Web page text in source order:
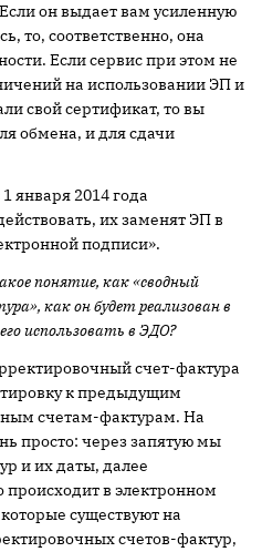
он выдает вам усиленную
то, соответственно, она
Если сервис при этом не
на использовании ЭП и
свой сертификат, то вы
обмена, и для сдачи
января 2014 года
их заменят ЭП в
подписи».
понятие, как «сводный
как он будет реализован в
использовать в ЭДО?
счет-фактура
к предыдущим
счетам-фактурам. На
просто: через запятую мы
и их даты, далее
в электронном
существуют на
счетов-фактур,